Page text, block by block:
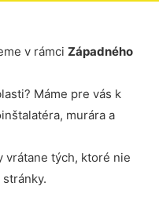
v rámci Západného
Máme pre vás k
murára a
vrátane tých, ktoré nie